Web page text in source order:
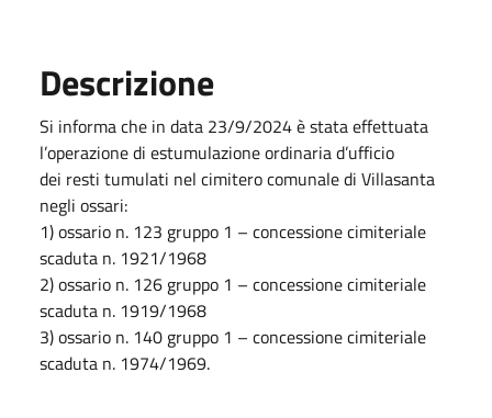
Descrizione
Si informa che in data 23/9/2024 è stata effettuata
l’operazione di estumulazione ordinaria d’ufficio
dei resti tumulati nel cimitero comunale di Villasanta
negli ossari:
1) ossario n. 123 gruppo 1 – concessione cimiteriale
scaduta n. 1921/1968
2) ossario n. 126 gruppo 1 – concessione cimiteriale
scaduta n. 1919/1968
3) ossario n. 140 gruppo 1 – concessione cimiteriale
scaduta n. 1974/1969.